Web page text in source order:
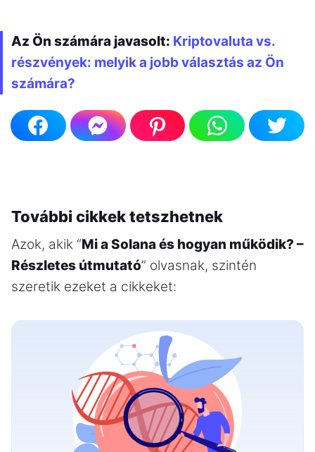
Az Ön számára javasolt: Kriptovaluta vs.
részvények: melyik a jobb választás az Ön
számára?
További cikkek tetszhetnek
Azok, akik “Mi a Solana és hogyan működik? –
Részletes útmutató” olvasnak, szintén
szeretik ezeket a cikkeket: